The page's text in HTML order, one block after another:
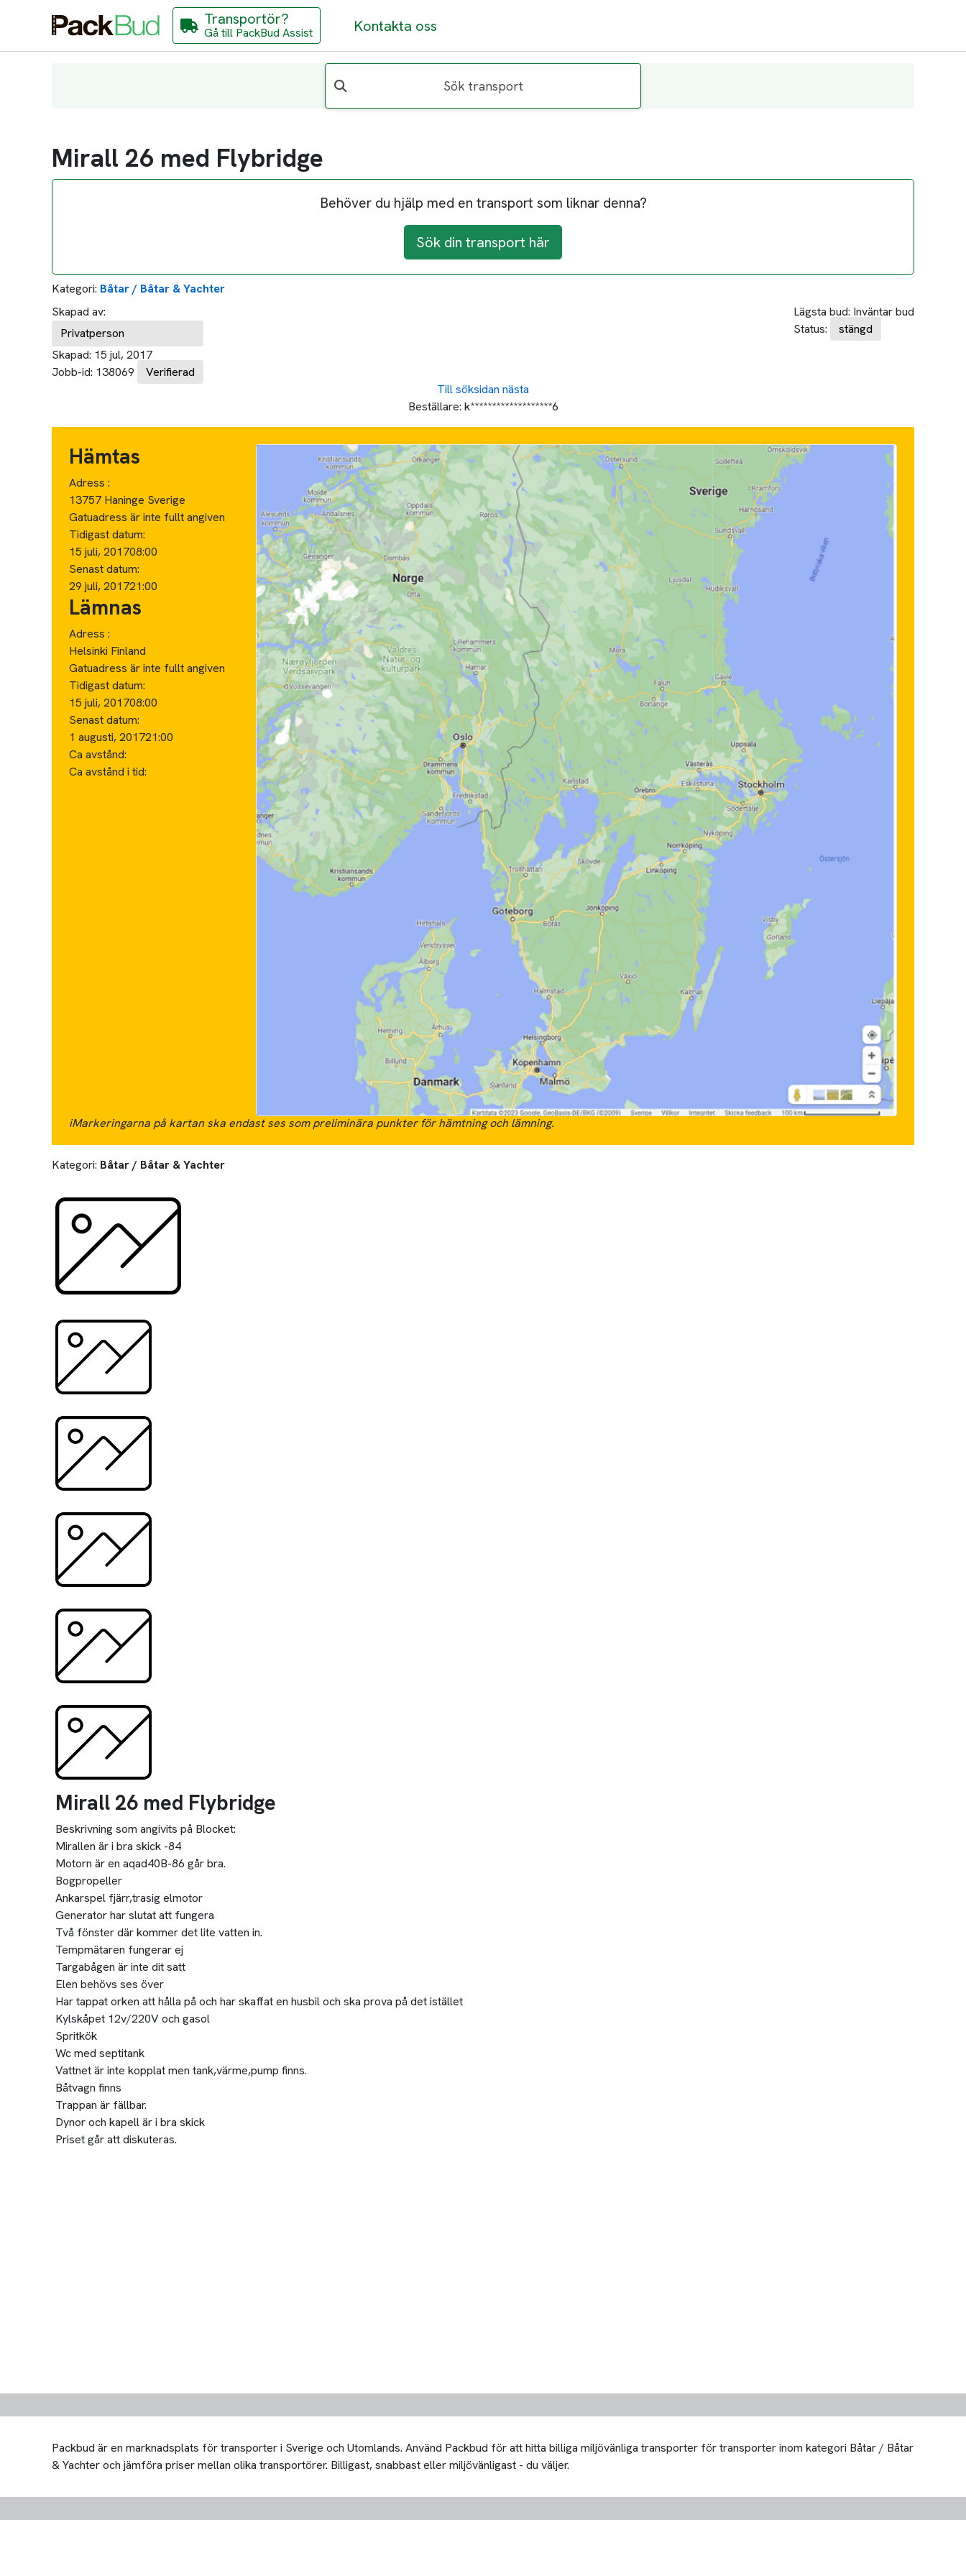
Transportör?
Gå till PackBud Assist Kontakta oss
Sök transport
Mirall 26 med Flybridge
Behöver du hjälp med en transport som liknar denna?
Sök din transport här
Kategori: Båtar / Båtar & Yachter
Skapad av:
Privatperson
Skapad: 15 jul, 2017
Jobb-id: 138069 Verifierad
Lägsta bud: Inväntar bud
Status:
stängd
Till söksidan nästa
Beställare: k*******************6
Hämtas
Adress :
13757 Haninge Sverige
Gatuadress är inte fullt angiven
Tidigast datum:
15 juli, 201708:00
Senast datum:
29 juli, 201721:00
Lämnas
Adress :
Helsinki Finland
Gatuadress är inte fullt angiven
Tidigast datum:
15 juli, 201708:00
Senast datum:
1 augusti, 201721:00
Ca avstånd:
Ca avstånd i tid:
iMarkeringarna på kartan ska endast ses som preliminära punkter för hämtning och lämning.
Kategori: Båtar / Båtar & Yachter
Mirall 26 med Flybridge
Beskrivning som angivits på Blocket:
Mirallen är i bra skick -84
Motorn är en aqad40B-86 går bra.
Bogpropeller
Ankarspel fjärr,trasig elmotor
Generator har slutat att fungera
Två fönster där kommer det lite vatten in.
Tempmätaren fungerar ej
Targabågen är inte dit satt
Elen behövs ses över
Har tappat orken att hålla på och har skaffat en husbil och ska prova på det istället
Kylskåpet 12v/220V och gasol
Spritkök
Wc med septitank
Vattnet är inte kopplat men tank,värme,pump finns.
Båtvagn finns
Trappan är fällbar.
Dynor och kapell är i bra skick
Priset går att diskuteras.
Packbud är en marknadsplats för transporter i Sverige och Utomlands. Använd Packbud för att hitta billiga miljövänliga transporter för transporter inom kategori Båtar / Båtar
& Yachter och jämföra priser mellan olika transportörer. Billigast, snabbast eller miljövänligast - du väljer.